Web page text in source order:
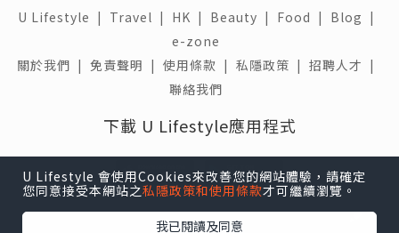
U Lifestyle 會使用Cookies來改善您的網站體驗，請確定
您同意接受本網站之私隱政策和使用條款才可繼續瀏覽。
我已閱讀及同意
U Lifestyle | Travel | HK | Beauty | Food | Blog |
e-zone
關於我們 | 免責聲明 | 使用條款 | 私隱政策 | 招聘人才 |
聯絡我們
下載 U Lifestyle應用程式